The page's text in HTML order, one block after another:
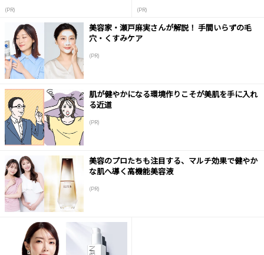
(PR) (PR)
美容家・瀬戸麻実さんが解説！ 手間いらずの毛
穴・くすみケア
(PR)
肌が健やかになる環境作りこそが美肌を手に入れ
る近道
(PR)
美容のプロたちも注目する、マルチ効果で健やか
な肌へ導く高機能美容液
(PR)